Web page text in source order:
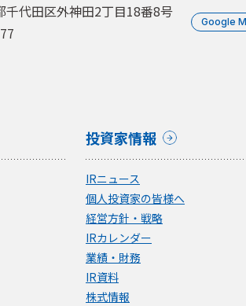
千代田区外神田2丁目18番8号
Google
投資家情報
IRニュース
個人投資家の皆様へ
経営方針・戦略
IRカレンダー
業績・財務
IR資料
株式情報